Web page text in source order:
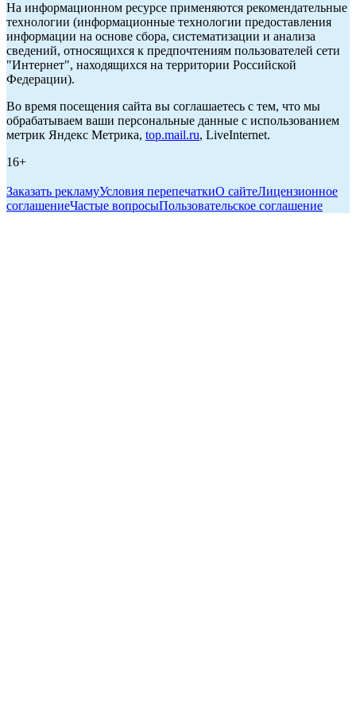
На информационном ресурсе применяются рекомендательные
технологии (информационные технологии предоставления
информации на основе сбора, систематизации и анализа
сведений, относящихся к предпочтениям пользователей сети
"Интернет", находящихся на территории Российской
Федерации).
Во время посещения сайта вы соглашаетесь с тем, что мы
обрабатываем ваши персональные данные с использованием
метрик Яндекс Метрика, top.mail.ru, LiveInternet.
16+
Заказать рекламуУсловия перепечаткиО сайтеЛицензионное
соглашениеЧастые вопросыПользовательское соглашение